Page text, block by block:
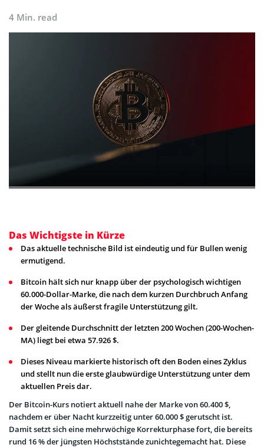
4 Min. read
Das Wichtigste in Kürze
Das aktuelle technische Bild ist eindeutig und für Bullen wenig
ermutigend.
Bitcoin hält sich nur knapp über der psychologisch wichtigen
60.000-Dollar-Marke, die nach dem kurzen Durchbruch Anfang
der Woche als äußerst fragile Unterstützung gilt.
Der gleitende Durchschnitt der letzten 200 Wochen (200-Wochen-
MA) liegt bei etwa 57.926 $.
Dieses Niveau markierte historisch oft den Boden eines Zyklus
und stellt nun die erste glaubwürdige Unterstützung unter dem
aktuellen Preis dar.
Der Bitcoin-Kurs notiert aktuell nahe der Marke von 60.400 $,
nachdem er über Nacht kurzzeitig unter 60.000 $ gerutscht ist.
Damit setzt sich eine mehrwöchige Korrekturphase fort, die bereits
rund 16 % der jüngsten Höchststände zunichtegemacht hat. Diese